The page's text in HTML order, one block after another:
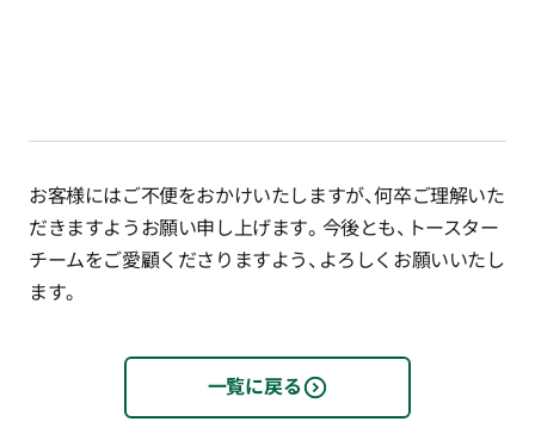
お客様にはご不便をおかけいたしますが、何卒ご理解いた
だきますようお願い申し上げます。今後とも、トースター
チームをご愛顧くださりますよう、よろしくお願いいたし
ます。
一覧に戻る